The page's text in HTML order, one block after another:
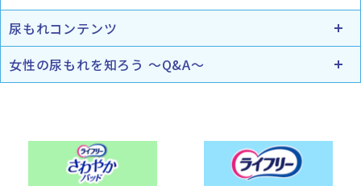
尿もれコンテンツ
女性の尿もれを知ろう ～Q&A～